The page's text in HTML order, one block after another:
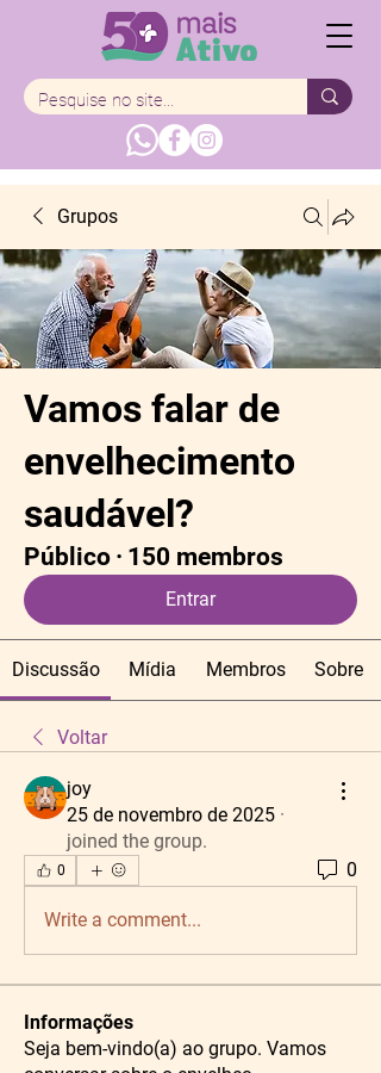
Grupos
Vamos falar de
envelhecimento
saudável?
Público · 150 membros
Entrar
Discussão Mídia Membros Sobre
Voltar
joy
25 de novembro de 2025 ·
joined the group.
0 0
Write a comment...
Informações
Seja bem-vindo(a) ao grupo. Vamos